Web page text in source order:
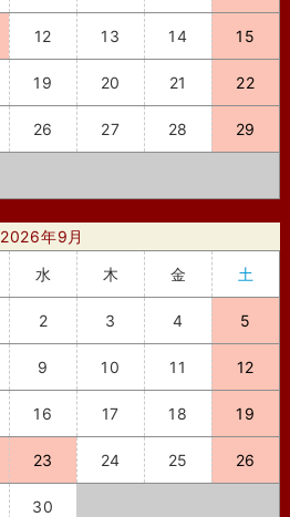
12 13 14 15
19 20 21 22
26 27 28 29
2026年9月
水 木 金 土
2 3 4 5
9 10 11 12
16 17 18 19
23 24 25 26
30